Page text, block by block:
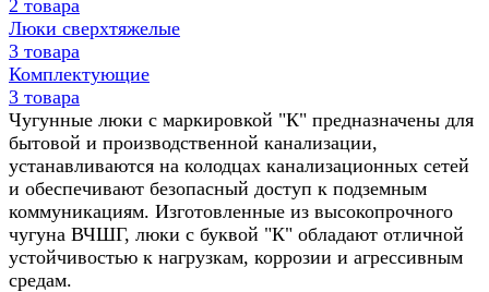
2 товара
Люки сверхтяжелые
3 товара
Комплектующие
3 товара
Чугунные люки с маркировкой "К" предназначены для
бытовой и производственной канализации,
устанавливаются на колодцах канализационных сетей
и обеспечивают безопасный доступ к подземным
коммуникациям. Изготовленные из высокопрочного
чугуна ВЧШГ, люки с буквой "К" обладают отличной
устойчивостью к нагрузкам, коррозии и агрессивным
средам.